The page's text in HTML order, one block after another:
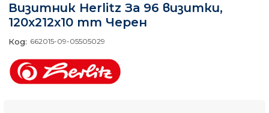
Визитник Herlitz За 96 визитки,
120x212x10 mm Черен
Код: 662015-09-05505029